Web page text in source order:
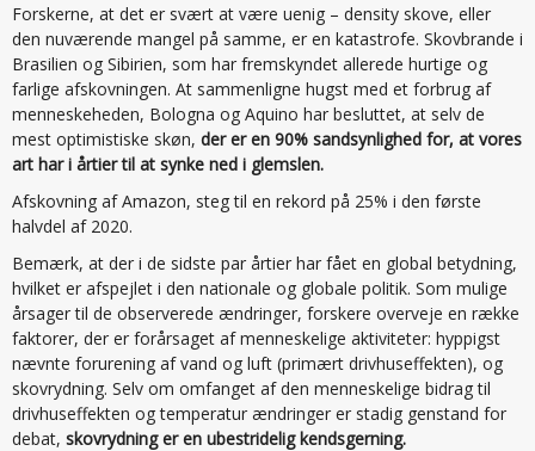
Forskerne, at det er svært at være uenig – density skove, eller
den nuværende mangel på samme, er en katastrofe. Skovbrande i
Brasilien og Sibirien, som har fremskyndet allerede hurtige og
farlige afskovningen. At sammenligne hugst med et forbrug af
menneskeheden, Bologna og Aquino har besluttet, at selv de
mest optimistiske skøn, der er en 90% sandsynlighed for, at vores
art har i årtier til at synke ned i glemslen.
Afskovning af Amazon, steg til en rekord på 25% i den første
halvdel af 2020.
Bemærk, at der i de sidste par årtier har fået en global betydning,
hvilket er afspejlet i den nationale og globale politik. Som mulige
årsager til de observerede ændringer, forskere overveje en række
faktorer, der er forårsaget af menneskelige aktiviteter: hyppigst
nævnte forurening af vand og luft (primært drivhuseffekten), og
skovrydning. Selv om omfanget af den menneskelige bidrag til
drivhuseffekten og temperatur ændringer er stadig genstand for
debat, skovrydning er en ubestridelig kendsgerning.